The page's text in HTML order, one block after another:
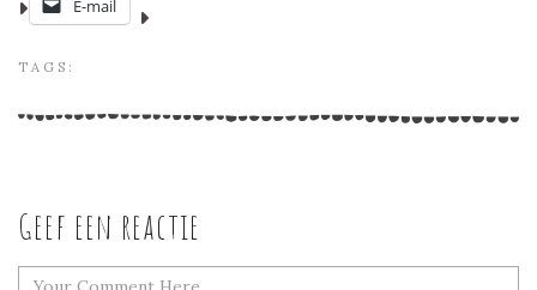
E-mail
TAGS:
Geef een reactie